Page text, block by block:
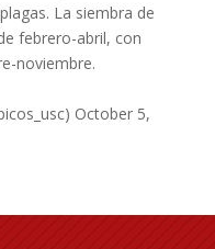
La siembra de
febrero-abril, con
noviembre.
October 5,